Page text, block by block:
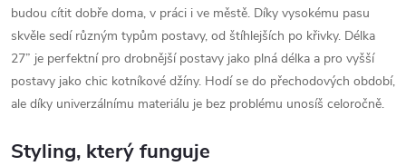
budou cítit dobře doma, v práci i ve městě. Díky vysokému pasu
skvěle sedí různým typům postavy, od štíhlejších po křivky. Délka
27” je perfektní pro drobnější postavy jako plná délka a pro vyšší
postavy jako chic kotníkové džíny. Hodí se do přechodových období,
ale díky univerzálnímu materiálu je bez problému unosíš celoročně.
Styling, který funguje